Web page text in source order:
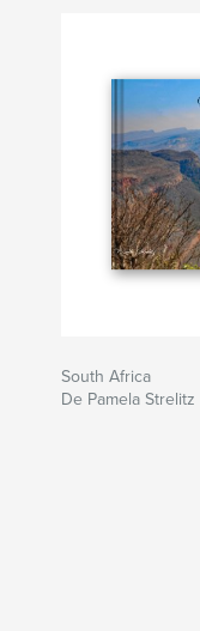
South Africa
De Pamela Strelitz